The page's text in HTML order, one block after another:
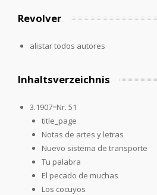
Revolver
alistar todos autores
Inhaltsverzeichnis
3.1907=Nr. 51
title_page
Notas de artes y letras
Nuevo sistema de transporte
Tu palabra
El pecado de muchas
Los cocuyos